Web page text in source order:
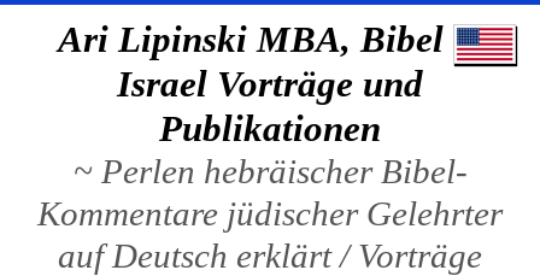
Ari Lipinski MBA, Bibel &
Israel Vorträge und
Publikationen
~ Perlen hebräischer Bibel-
Kommentare jüdischer Gelehrter
auf Deutsch erklärt / Vorträge